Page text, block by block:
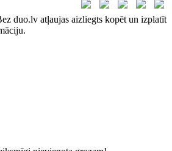
duo.lv atļaujas aizliegts kopēt un izplatīt